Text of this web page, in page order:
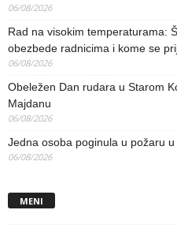
06/08/2026
Rad na visokim temperaturama:
obezbede radnicima i kome se
06/08/2026
Obeležen Dan rudara u Starom
Majdanu
06/08/2026
Jedna osoba poginula u požaru u
06/08/2026
MENI